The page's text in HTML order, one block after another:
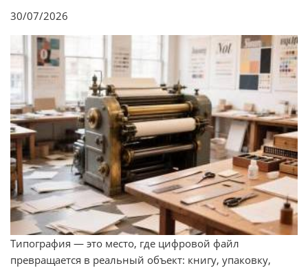
30/07/2026
Типография — это место, где цифровой файл
превращается в реальный объект: книгу, упаковку,